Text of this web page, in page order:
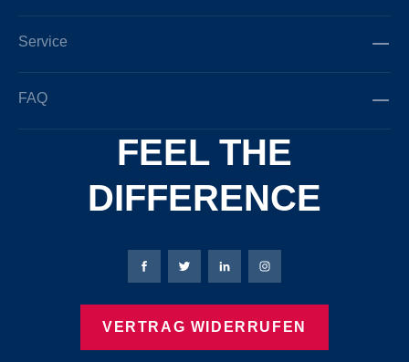
Service
FAQ
FEEL THE
DIFFERENCE
Bierbaum-Proenen Facebook-Seite
Bierbaum-Proenen Twitter Seite
Bierbaum-Proenen LinkedIn
Bierbaum-Proenen
VERTRAG WIDERRUFEN